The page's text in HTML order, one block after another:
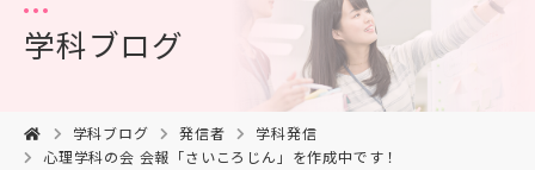
学科ブログ
学科ブログ 発信者
学科発信
心理学科の会 会報「さいころじん」を作成中です！